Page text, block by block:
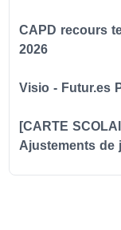
CAPD recours
2026
Visio - Futur.es
[CARTE
Ajustements de